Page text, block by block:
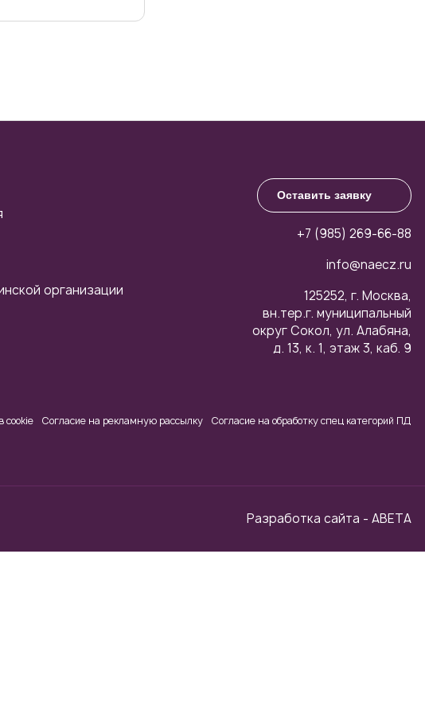
организации
Оставить заявку
+7 (985) 269-66-88
info@naecz.ru
125252, г. Москва,
вн.тер.г. муниципальный
округ Сокол, ул. Алабяна,
д. 13, к. 1, этаж 3, каб. 9
cookie Согласие на рекламную рассылку Согласие на обработку спец категорий ПД
Разработка сайта - ABETA